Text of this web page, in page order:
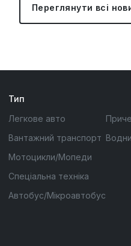
Переглянути всі
Тип
Легкове авто
Вантажний транспорт
Мотоцикли/Мопеди
Спеціальна техніка
Автобус/Мікроавтобус